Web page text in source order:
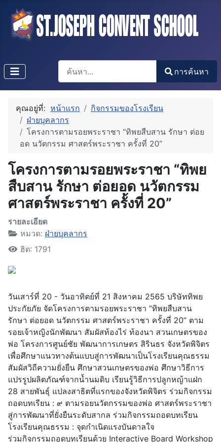
การค้นหา
Type 2 or more characters for results.
การค้นหา
คุณอยู่ที่: หน้าแรก
กิจกรรมของโรงเรียน
ฝ่ายบุคลากร
โครงการตามรอยพระราชา “ทิพยสืบสาน รักษา ต่อย
อด นวัตกรรม ศาสตร์พระราชา ครั้งที่ 20”
โครงการตามรอยพระราชา “ทิพย
สืบสาน รักษา ต่อยอด นวัตกรรม
ศาสตร์พระราชา ครั้งที่ 20”
รายละเอียด
หมวด: ฝ่ายบุคลากร
ฮิต: 1791
วันเสาร์ที่ 20 - วันอาทิตย์ที่ 21 สิงหาคม 2565 บริษัททิพย
ประกัยภัย จัดโครงการตามรอยพระราชา “ทิพยสืบสาน
รักษา ต่อยอด นวัตกรรม ศาสตร์พระราชา ครั้งที่ 20” ตาม
รอยเจ้าหญิงนักพัฒนา สัมผัสท้องไร่ ท้องนา สวนเกษตรของ
พ่อ โครงการศูนย์ชัย พัฒนาการเกษตร สิรินธร จังหวัดพิจิตร
เพื่อศึกษาแนวทางต้นแบบสู่การพัฒนาเป็นโรงเรียนคุณธรรม
สัมผัสวิถีความยั่งยืน ศึกษาสวนเกษตรของพ่อ ศึกษาวิธีการ
แปรรูปผลิตภัณฑ์จากน้ำนมดิบ เรียนรู้วิธีการปลูกหญ้าแฝก
28 สายพันธุ์ แปลงสาธิตที่แรกของจังหวัดพิจิตร ร่วมกิจกรรม
ถอดบทเรียน : ๙ ตามรอยนวัตกรรมของพ่อ ศาสตร์พระราชา
สู่การพัฒนาที่ยั่งยืนระดับสากล ร่วมกิจกรรมถอดบทเรียน
โรงเรียนคุณธรรม : จุดกำเนิดแรงบันดาลใจ
ร่วมกิจกรรมถอดบทเรียนด้วย Interactive Board Workshop